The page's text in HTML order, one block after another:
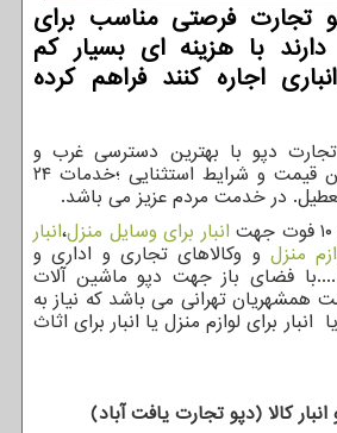
تجارت فرصتی مناسب برای
با هزینه ای بسیار كم
اجاره كنند فراهم كرده
تجارت دپو با بهترین دسترسی غرب و
جنوب تهران، با بهترین قیمت و شرایط استثنایی ؛خدمات ۲۴
در خدمت مردم عزیز می باشد.
انبار برای وسایل منزل،انبار
منزل و وکالاهای تجاری و اداری و
فضای باز جهت دپو ماشین آلات
همشهریان تهرانی می باشد که نیاز به
انبار برای لوازم منزل یا انبار برای اثاث
انبار کالا (دپو تجارت یافت آباد)